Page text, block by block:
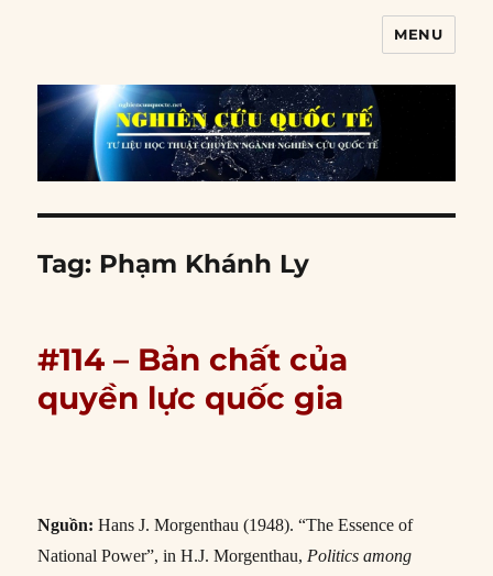
MENU
Tag: Phạm Khánh Ly
#114 – Bản chất của
quyền lực quốc gia
Nguồn:Hans J. Morgenthau (1948). “The Essence of
National Power”, in H.J. Morgenthau,Politics among